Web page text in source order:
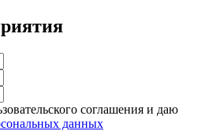
соглашения и даю
данных